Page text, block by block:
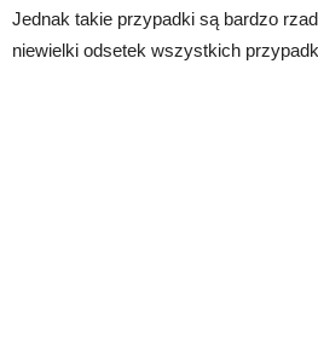
Jednak takie przypadki są bardzo
niewielki odsetek wszystkich